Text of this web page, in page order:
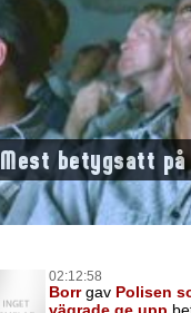
Mest betygsatt
02:12:58
Borrgav Polisen
vägrade ge upp